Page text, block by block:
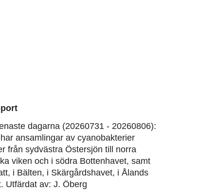
dagarna (20260731 - 20260806):
ansamlingar av cyanobakterier
från sydvästra Östersjön till norra
viken och i södra Bottenhavet, samt
i Bälten, i Skärgårdshavet, i Ålands
Utfärdat av: J. Öberg